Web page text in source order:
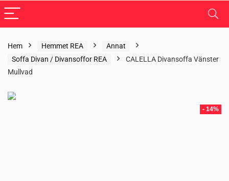
Hem Hemmet REA
Annat
Soffa Divan / Divansoffor REA
CALELLA Divansoffa Vänster
Mullvad
- 14%